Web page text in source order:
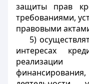
защиты прав
требованиями,
правовыми
5)
интересах